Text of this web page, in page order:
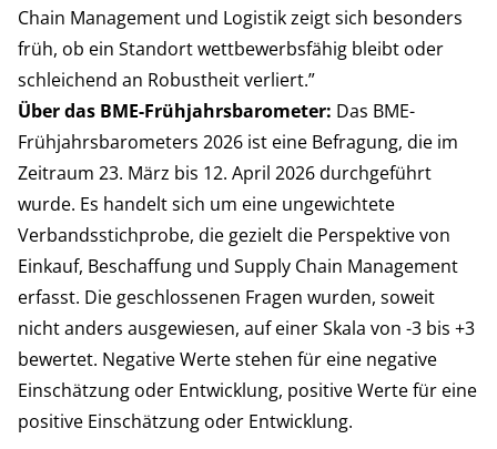
Chain Management und Logistik zeigt sich besonders
früh, ob ein Standort wettbewerbsfähig bleibt oder
schleichend an Robustheit verliert.”
Über das BME-Frühjahrsbarometer: Das BME-
Frühjahrsbarometers 2026 ist eine Befragung, die im
Zeitraum 23. März bis 12. April 2026 durchgeführt
wurde. Es handelt sich um eine ungewichtete
Verbandsstichprobe, die gezielt die Perspektive von
Einkauf, Beschaffung und Supply Chain Management
erfasst. Die geschlossenen Fragen wurden, soweit
nicht anders ausgewiesen, auf einer Skala von -3 bis +3
bewertet. Negative Werte stehen für eine negative
Einschätzung oder Entwicklung, positive Werte für eine
positive Einschätzung oder Entwicklung.